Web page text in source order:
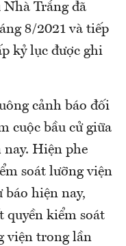
Nhà Trắng đã
8/2021 và tiếp
kỷ lục được ghi
cảnh báo đối
cuộc bầu cử giữa
nay. Hiện phe
soát lưỡng viện
báo hiện nay,
quyền kiểm soát
viện trong lần